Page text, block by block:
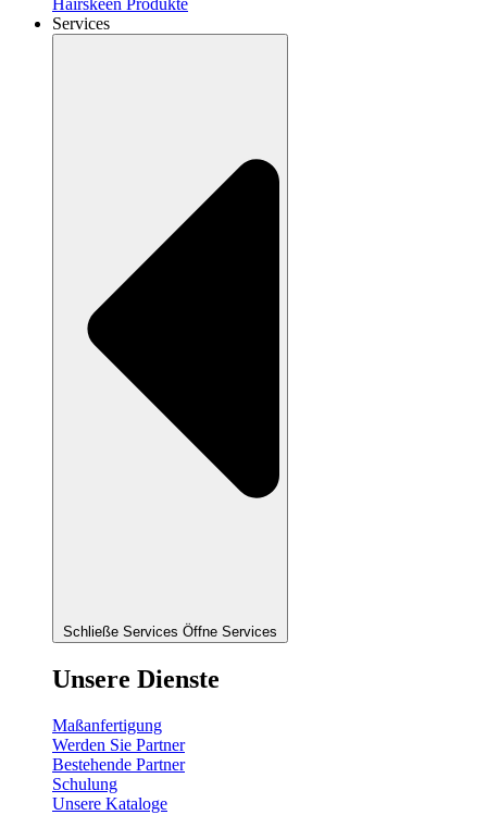
Hairskeen Produkte
Services
Schließe Services Öffne Services
Unsere Dienste
Maßanfertigung
Werden Sie Partner
Bestehende Partner
Schulung
Unsere Kataloge